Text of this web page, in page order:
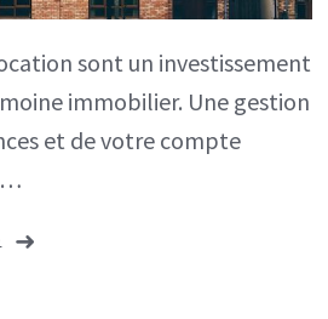
immobiliers
sont un investissement
immobilier. Une gestion
et de votre compte
…